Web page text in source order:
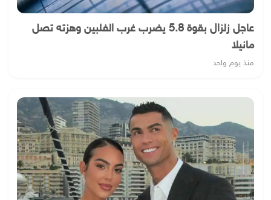
عاجل زلزال بقوة 5.8 يضرب غرب الفلبين وهزته تصل
مانيلا
منذ يوم واحد